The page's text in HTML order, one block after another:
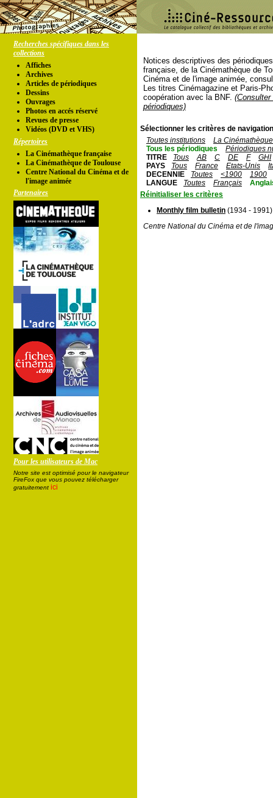
Recherches spécifiques dans les
collections
Affiches
Archives
Articles de périodiques
Dessins
Ouvrages
Photos en accés réservé
Revues de presse
Vidéos (DVD et VHS)
Répertoires
La Cinémathèque française
La Cinémathèque de Toulouse
Centre National du Cinéma et de
l'image animée
Partenaires
Pour les utilisateurs de Mac
Notre site est optimisé pour le navigateur
FireFox que vous pouvez télécharger
gratuitement ici
Notices descriptives des
française, de la Cinémathèque de
Cinéma et de l'image animée,
Les titres Cinémagazine et Paris-
coopération avec la BNF.
périodiques)
Sélectionner les critères de
Toutes institutions
La
Tous les périodiques
Périodiques
TITRE
Tous AB C DE F
GHI
PAYS
Tous France Etats-Unis
DECENNIE
Toutes <1900
1900
LANGUE
Toutes Français
Réinitialiser les critères
Monthly film bulletin (1934 - 1991)
Centre National du Cinéma et de